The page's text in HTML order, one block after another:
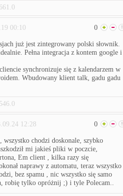
00:10 0
już jest zintegrowany polski słownik.
Pełna integracja z kontem google i
synchronizuje się z kalendarzem w
Wbudowany klient talk, gadu gadu
12:28 0
wszystko chodzi doskonale, szybko
mi jakieś pliki w poczcie,
Em client , kilka razy się
naprawy z automatu, teraz wszystko
bez spamu , nic wszystko się samo
robię tylko opróżnij ;) i tyle Polecam..